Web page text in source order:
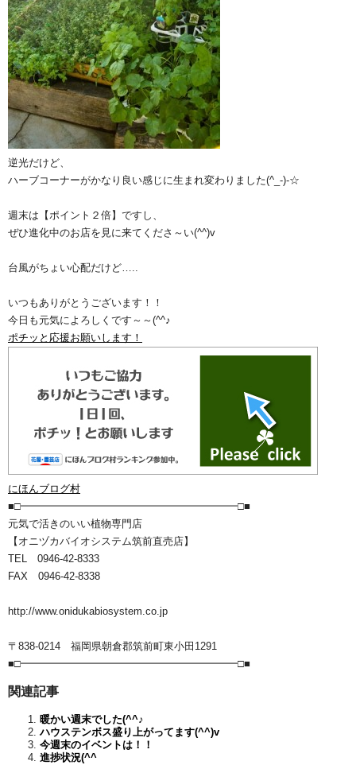
逆光だけど、
ハーブコーナーがかなり良い感じに生まれ変わりました(^_-)-☆
週末は【ポイント２倍】ですし、
ぜひ進化中のお店を見に来てくださ～い(^^)v
台風がちょい心配だけど…..
いつもありがとうございます！！
今日も元気によろしくです～～(^^♪
ポチッと応援お願いします！
にほんブログ村
■□━━━━━━━━━━━━━━━━━━━━━□■
元気で活きのいい植物専門店
【オニヅカバイオシステム筑前直売店】
TEL 0946-42-8333
FAX 0946-42-8338
http://www.onidukabiosystem.co.jp
〒838-0214 福岡県朝倉郡筑前町東小田1291
■□━━━━━━━━━━━━━━━━━━━━━□■
関連記事
暖かい週末でした(^^♪
ハウステンボス盛り上がってます(^^)v
今週末のイベントは！！
進捗状況(^^ゞ